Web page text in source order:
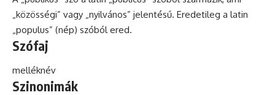
„közösségi” vagy „nyilvános” jelentésű. Eredetileg a latin
„populus” (nép) szóból ered.
Szófaj
melléknév
Szinonimák